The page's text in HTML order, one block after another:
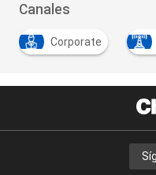
Canales
Corporate